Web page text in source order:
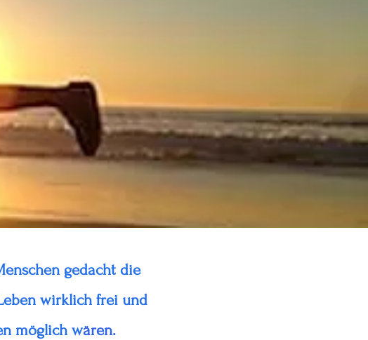
gedacht die
wirklich frei und
möglich wären.